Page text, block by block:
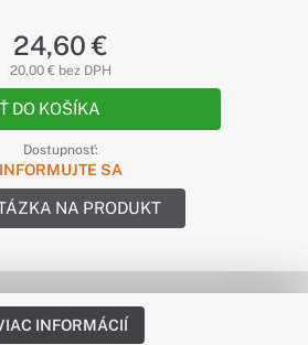
24,60 €
20,00 € bez DPH
DO KOŠÍKA
Dostupnosť:
INFORMUJTE SA
NA PRODUKT
INFORMÁCIÍ